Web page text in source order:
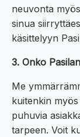
neuvonta
sinua
käsittelyyn
3. Onko
Me
kuitenkin
puhuvia
tarpeen. Voit